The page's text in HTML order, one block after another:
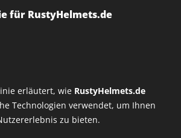
Textildruck
Größen
für RustyHelmets.de
erläutert, wie RustyHelmets.de
Technologien verwendet, um Ihnen
zu bieten.